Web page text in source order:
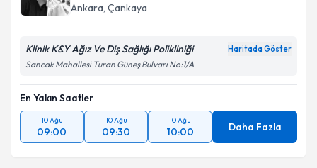
Ankara, Çankaya
Klinik K&Y Ağız Ve Diş Sağlığı Polikliniği Haritada Göster
Sancak Mahallesi Turan Güneş Bulvarı No:1/A
En Yakın Saatler
10 Ağu
09:00
10 Ağu
09:30
10 Ağu
10:00 Daha Fazla